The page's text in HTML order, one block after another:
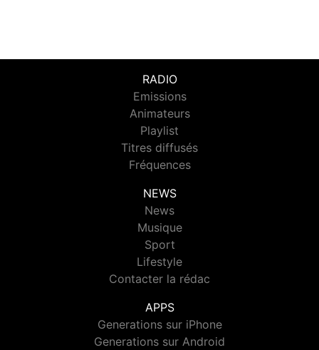
RADIO
Emissions
Animateurs
Playlist
Titres diffusés
Fréquences
NEWS
News
Musique
Sport
Lifestyle
Contacter la rédac
APPS
Generations sur iPhone
Generations sur Android